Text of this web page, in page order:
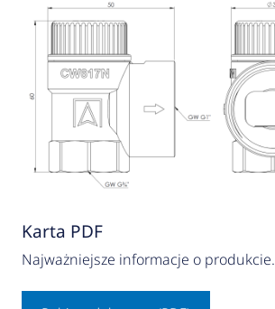
Karta PDF
Najważniejsze informacje o produkcie.